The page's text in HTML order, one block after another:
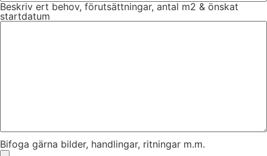
Beskriv ert behov, förutsättningar, antal m2 & önskat
startdatum
Bifoga gärna bilder, handlingar, ritningar m.m.